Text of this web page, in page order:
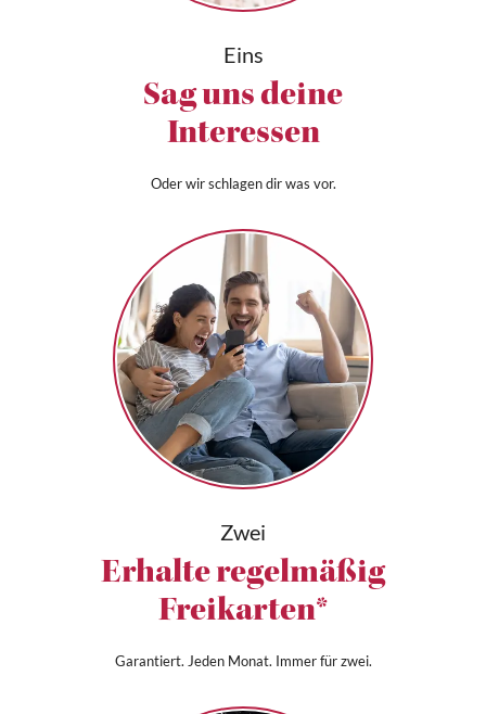
Eins
Sag uns deine
Interessen
Oder wir schlagen dir was vor.
Zwei
Erhalte regelmäßig
Freikarten*
Garantiert. Jeden Monat. Immer für zwei.